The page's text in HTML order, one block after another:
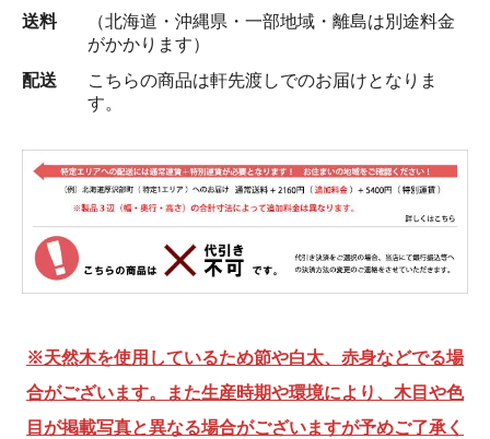
送料
（北海道・沖縄県・一部地域・離島は別途料金
がかかります）
配送
こちらの商品は軒先渡しでのお届けとなりま
す。
※天然木を使用しているため節や白太、赤身などでる場
合がございます。また生産時期や環境により、木目や色
目が掲載写真と異なる場合がございますが予めご了承く